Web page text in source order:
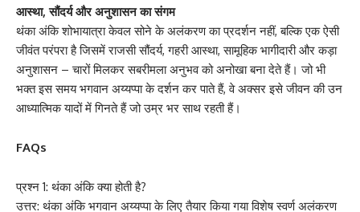
आस्था, सौंदर्य और अनुशासन का संगम
थंका अंकि शोभायात्रा केवल सोने के अलंकरण का प्रदर्शन नहीं, बल्कि एक ऐसी
जीवंत परंपरा है जिसमें राजसी सौंदर्य, गहरी आस्था, सामूहिक भागीदारी और कड़ा
अनुशासन – चारों मिलकर सबरीमला अनुभव को अनोखा बना देते हैं। जो भी
भक्त इस समय भगवान अय्यप्पा के दर्शन कर पाते हैं, वे अक्सर इसे जीवन की उन
आध्यात्मिक यादों में गिनते हैं जो उम्र भर साथ रहती हैं।
FAQs
प्रश्न 1: थंका अंकि क्या होती है?
उत्तर: थंका अंकि भगवान अय्यप्पा के लिए तैयार किया गया विशेष स्वर्ण अलंकरण